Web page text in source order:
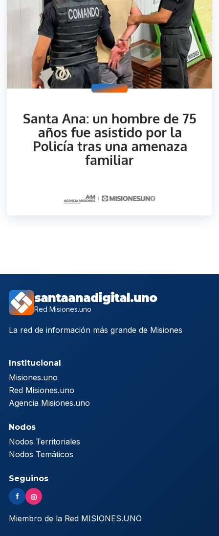
santaanadigital.uno
Red Misiones.uno
La red de información más grande de Misiones
Institucional
Misiones.uno
Red Misiones.uno
Agencia Misiones.uno
Nodos
Nodos Territoriales
Nodos Temáticos
Seguinos
f ◎
Miembro de la Red MISIONES.UNO